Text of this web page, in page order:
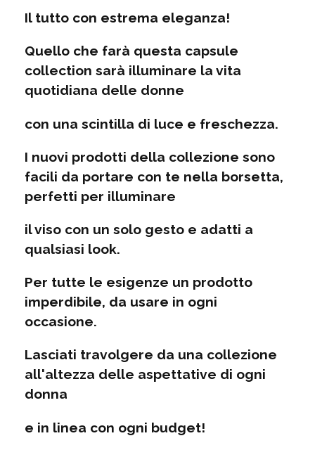
Il tutto con estrema eleganza!
Quello che farà questa capsule
collection sarà illuminare la vita
quotidiana delle donne
con una scintilla di luce e freschezza.
I nuovi prodotti della collezione sono
facili da portare con te nella borsetta,
perfetti per illuminare
il viso con un solo gesto e adatti a
qualsiasi look.
Per tutte le esigenze un prodotto
imperdibile, da usare in ogni
occasione.
Lasciati travolgere da una collezione
all'altezza delle aspettative di ogni
donna
e in linea con ogni budget!